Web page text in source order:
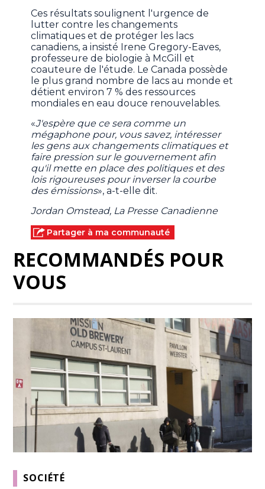
Ces résultats soulignent l'urgence de
lutter contre les changements
climatiques et de protéger les lacs
canadiens, a insisté Irene Gregory-Eaves,
professeure de biologie à McGill et
coauteure de l'étude. Le Canada possède
le plus grand nombre de lacs au monde et
détient environ 7 % des ressources
mondiales en eau douce renouvelables.
«J'espère que ce sera comme un
mégaphone pour, vous savez, intéresser
les gens aux changements climatiques et
faire pression sur le gouvernement afin
qu'il mette en place des politiques et des
lois rigoureuses pour inverser la courbe
des émissions», a-t-elle dit.
Jordan Omstead, La Presse Canadienne
Partager à ma communauté
RECOMMANDÉS POUR
VOUS
SOCIÉTÉ